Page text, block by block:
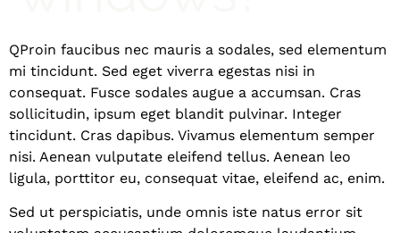
QProin faucibus nec mauris a sodales, sed elementum
mi tincidunt. Sed eget viverra egestas nisi in
consequat. Fusce sodales augue a accumsan. Cras
sollicitudin, ipsum eget blandit pulvinar. Integer
tincidunt. Cras dapibus. Vivamus elementum semper
nisi. Aenean vulputate eleifend tellus. Aenean leo
ligula, porttitor eu, consequat vitae, eleifend ac, enim.
Sed ut perspiciatis, unde omnis iste natus error sit